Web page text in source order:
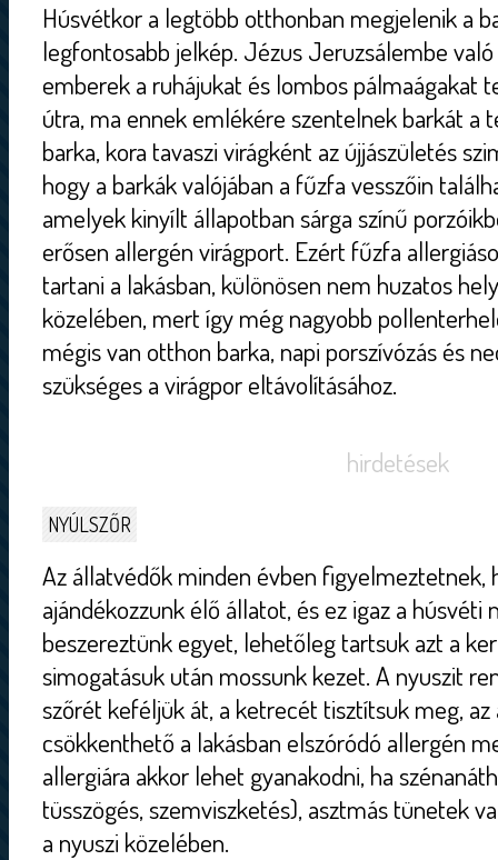
Húsvétkor a legtöbb otthonban megjelenik a
legfontosabb jelkép. Jézus Jeruzsálembe
emberek a ruhájukat és lombos pálmaágakat
útra, ma ennek emlékére szentelnek barkát a
barka, kora tavaszi virágként az újjászületés
hogy a barkák valójában a fűzfa vesszőin
amelyek kinyílt állapotban sárga színű
erősen allergén virágport. Ezért fűzfa
tartani a lakásban, különösen nem huzatos
közelében, mert így még nagyobb
mégis van otthon barka, napi porszívózás és
szükséges a virágpor eltávolításához.
hirdetések
NYÚLSZŐR
Az állatvédők minden évben figyelmeztetnek,
ajándékozzunk élő állatot, és ez igaz a húsvéti
beszereztünk egyet, lehetőleg tartsuk azt a
simogatásuk után mossunk kezet. A nyuszit
szőrét keféljük át, a ketrecét tisztítsuk meg,
csökkenthető a lakásban elszóródó allergén
allergiára akkor lehet gyanakodni, ha
tüsszögés, szemviszketés), asztmás tünetek
a nyuszi közelében.